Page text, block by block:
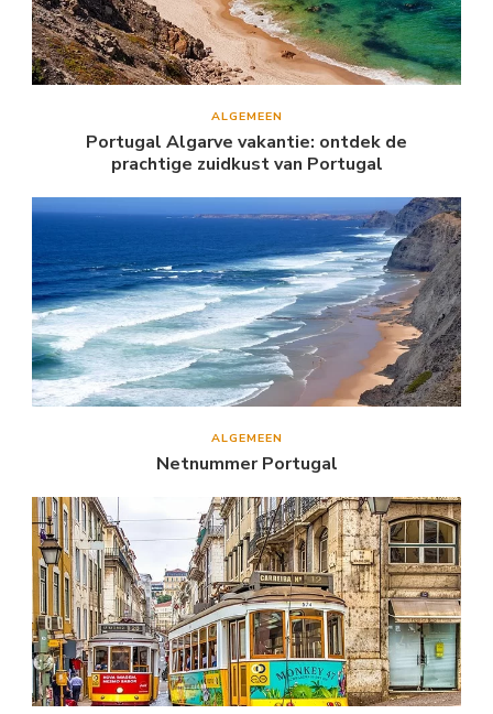
ALGEMEEN
Portugal Algarve vakantie: ontdek de
prachtige zuidkust van Portugal
ALGEMEEN
Netnummer Portugal